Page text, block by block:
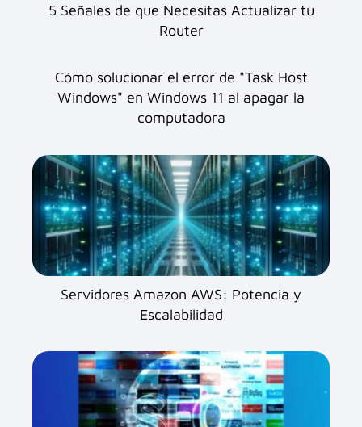
5 Señales de que Necesitas Actualizar tu
Router
Cómo solucionar el error de "Task Host
Windows" en Windows 11 al apagar la
computadora
Servidores Amazon AWS: Potencia y
Escalabilidad